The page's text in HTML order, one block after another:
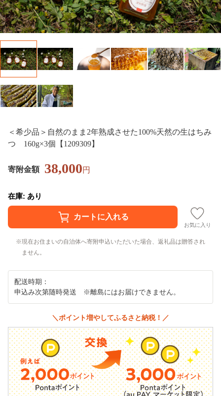
＜希少品＞自然のまま2年熟成させた100%天然の生はちみ
つ 160g×3個【1209309】
寄附金額 38,000円
在庫: あり
お気に入り
現在お住まいの自治体へ寄附申込いただいた場合、返礼品は贈答され
ません。
配送時期：
申込み次第随時発送 ※離島にはお届けできません。
＼ポイント増やしてふるさと納税！／